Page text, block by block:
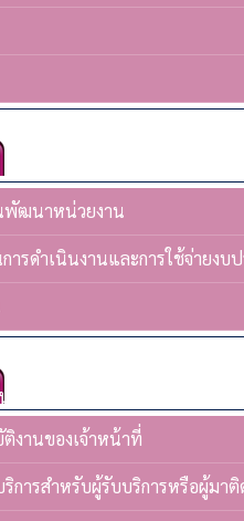
พัฒนาหน่วยงาน
รดำเนินงานและการใช้จ่ายงบ
งานของเจ้าหน้าที่
การสำหรับผู้รับบริการหรือผู้มา